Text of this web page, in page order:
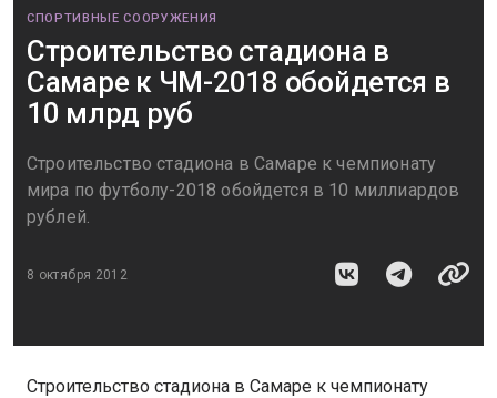
СПОРТИВНЫЕ СООРУЖЕНИЯ
Строительство стадиона в
Самаре к ЧМ-2018 обойдется в
10 млрд руб
Строительство стадиона в Самаре к чемпионату
мира по футболу-2018 обойдется в 10 миллиардов
рублей.
8 октября 2012
Строительство стадиона в Самаре к чемпионату